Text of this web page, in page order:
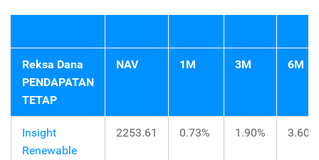
Reksa Dana
PENDAPATAN
TETAP
NAV 1M 3M 6M
Insight
Renewable
2253.61 0.73% 1.90% 3.60%